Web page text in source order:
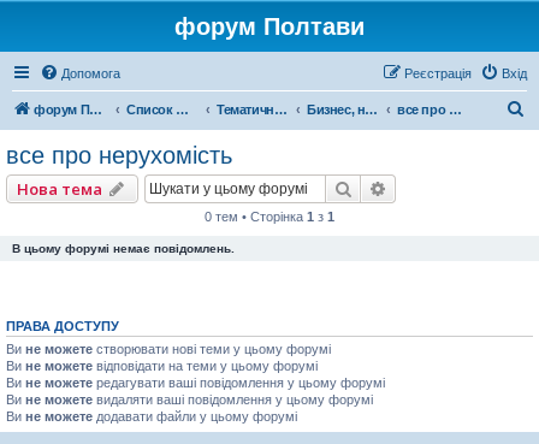
форум Полтави
Допомога Вхід
Реєстрація
форум Полтави Список форумів Тематичні форуми Бизнес, налоги, право все про нерухомість
все про нерухомість
Нова тема Пошук
0 тем • Сторінка 1 з 1
В цьому форумі немає повідомлень.
ПРАВА ДОСТУПУ
Ви не можете створювати нові теми у цьому форумі
Ви не можете відповідати на теми у цьому форумі
Ви не можете редагувати ваші повідомлення у цьому форумі
Ви не можете видаляти ваші повідомлення у цьому форумі
Ви не можете додавати файли у цьому форумі